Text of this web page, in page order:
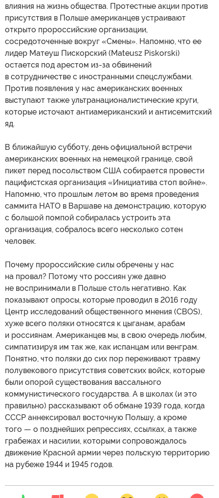
влияния на жизнь общества. Протестные акции против
присутствия в Польше американцев устраивают
открыто пророссийские организации,
сосредоточенные вокруг «Смены». Напомню, что ее
лидер Матеуш Пискорский (Mateusz Piskorski)
остается под арестом из-за обвинений
в сотрудничестве с иностранными спецслужбами.
Против появления у нас американских военных
выступают также ультранационалистические круги,
которые источают антиамериканский и антисемитский
яд.
В ближайшую субботу, день официальной встречи
американских военных на немецкой границе, свой
пикет перед посольством США собирается провести
пацифистская организация «Инициатива стоп войне».
Напомню, что прошлым летом во время проведения
саммита НАТО в Варшаве на демонстрацию, которую
с большой помпой собиралась устроить эта
организация, собралось всего несколько сотен
человек.
Почему пророссийские силы обречены у нас
на провал? Потому что россиян уже давно
не воспринимали в Польше столь негативно. Как
показывают опросы, которые проводил в 2016 году
Центр исследований общественного мнения (CBOS),
хуже всего поляки относятся к цыганам, арабам
и россиянам. Американцев мы, в свою очередь любим,
симпатизируя им так же, как испанцам или венграм.
Понятно, что поляки до сих пор переживают травму
полувекового присутствия советских войск, которые
были опорой существования вассального
коммунистического государства. А в школах (и это
правильно) рассказывают об обмане 1939 года, когда
СССР аннексировал восточную Польшу, а кроме
того — о позднейших репрессиях, ссылках, а также
грабежах и насилии, которыми сопровождалось
движение Красной армии через польскую территорию
на рубеже 1944 и 1945 годов.